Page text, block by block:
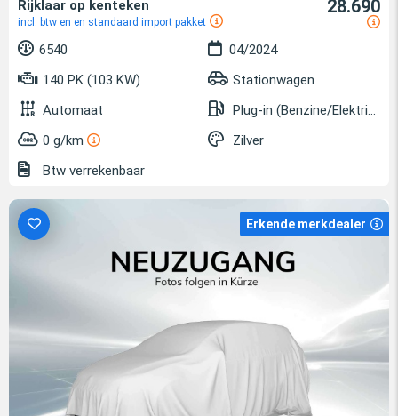
Rijklaar op kenteken
incl. btw en en standaard import pakket
28.690
6540
04/2024
140 PK (103 KW)
Stationwagen
Automaat
Plug-in (Benzine/Elektrisch)
0 g/km
Zilver
Btw verrekenbaar
Erkende merkdealer